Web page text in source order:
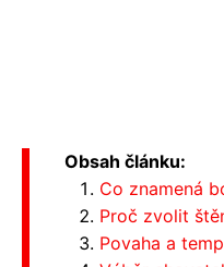
Obsah článku:
Co znamená
Proč zvolit
Povaha a